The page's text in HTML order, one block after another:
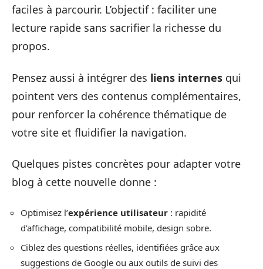
faciles à parcourir. L’objectif : faciliter une
lecture rapide sans sacrifier la richesse du
propos.
Pensez aussi à intégrer des liens internes qui
pointent vers des contenus complémentaires,
pour renforcer la cohérence thématique de
votre site et fluidifier la navigation.
Quelques pistes concrètes pour adapter votre
blog à cette nouvelle donne :
Optimisez l’expérience utilisateur : rapidité
d’affichage, compatibilité mobile, design sobre.
Ciblez des questions réelles, identifiées grâce aux
suggestions de Google ou aux outils de suivi des